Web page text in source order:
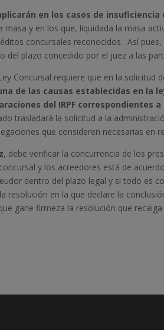
en los casos de
masa y en los que, liquidada la masa
concursales reconocidos. Así
del plazo concedido por el juez a las
Concursal requiere que en la solicitud
de las causas establecidas en la
del IRPF correspondientes
trasladará la solicitud a la
que consideren necesarias en
, debe verificar la concurrencia de los
y los acreedores está de
dentro del plazo legal y si todo es
resolución en la que declare la
gane firmeza la resolución que